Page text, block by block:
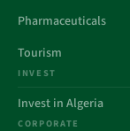
Pharmaceuticals
Tourism
INVEST
Invest in Algeria
CORPORATE